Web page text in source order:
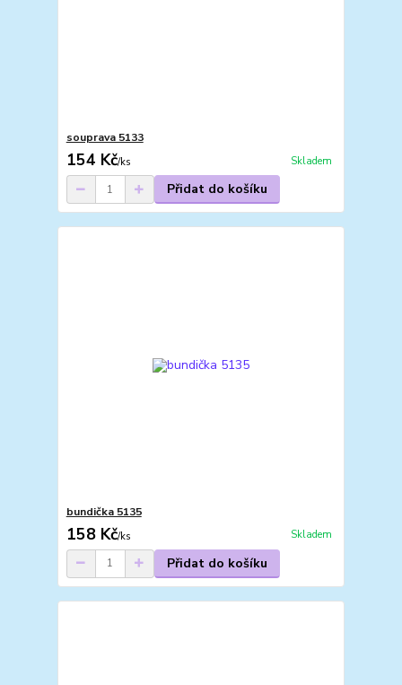
souprava 5133
154 Kč/ks Skladem
Přidat do košíku
bundička 5135
158 Kč/ks Skladem
Přidat do košíku